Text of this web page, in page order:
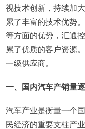
视技术创新，持续加
累了丰富的技术优势
等方面的优势，汇通
累了优质的客户资源
一级供应商。
一、国内汽车产销量
汽车产业是衡量一个
民经济的重要支柱产